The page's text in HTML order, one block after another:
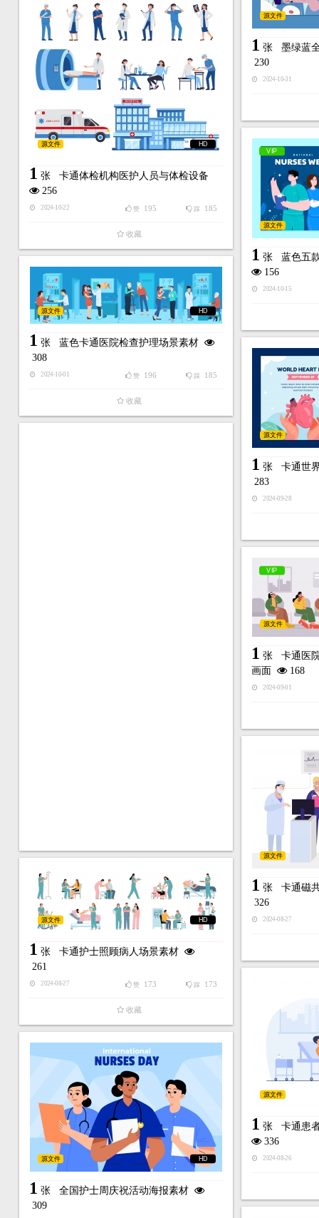
源文件
1 张 墨绿蓝
230
2024-10-31
HD
源文件
1 张 卡通体检机构医护人员与体检设备
256
2024-10-22 踩 185
赞 195
收藏
VIP
源文件
1 张 蓝色五
156
2024-10-15
HD
源文件
1 张 蓝色卡通医院检查护理场景素材
308
2024-10-01 踩 185
赞 196
收藏
源文件
1 张 卡通世
283
2024-09-28
VIP
源文件
1 张 卡通医
画面
168
2024-09-01
源文件
1 张 卡通磁
326
2024-08-27
HD
源文件
1 张 卡通护士照顾病人场景素材
261
2024-08-27 踩 173
赞 173
收藏
源文件
1 张 卡通患
336
2024-08-26
HD
源文件
1 张 全国护士周庆祝活动海报素材
309